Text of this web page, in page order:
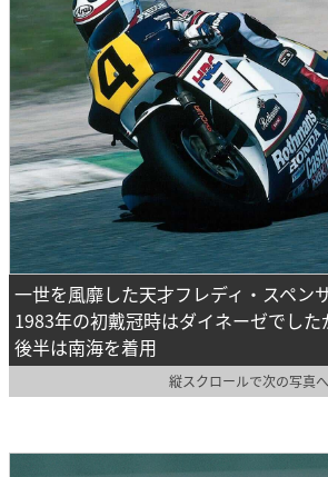
一世を風靡した天才フレディ・スペンサ
1983年の初戴冠時はダイネーゼでした
後半は南海を着用
縦スクロールで次の写真へ